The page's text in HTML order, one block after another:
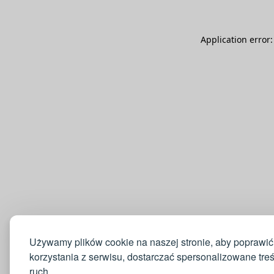
Używamy plików cookie na naszej stronie, aby
korzystania z serwisu, dostarczać spersonalizowane
Application